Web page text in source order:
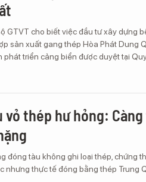
GTVT cho biết việc đầu tư xây dựng
sản xuất gang thép Hòa Phát Dung
phát triển cảng biển được duyệt tại
vỏ thép hư hỏng:
đóng tàu không ghi loại thép, chứng
nhưng thực tế đóng bằng thép Trung